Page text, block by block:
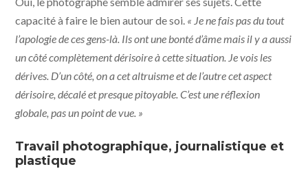
capacité à faire le bien autour de soi. « Je ne fais pas du tout
l’apologie de ces gens-là. Ils ont une bonté d’âme mais il y a aussi
un côté complètement dérisoire à cette situation. Je vois les
dérives. D’un côté, on a cet altruisme et de l’autre cet aspect
dérisoire, décalé et presque pitoyable. C’est une réflexion
globale, pas un point de vue. »
Travail photographique, journalistique et
plastique